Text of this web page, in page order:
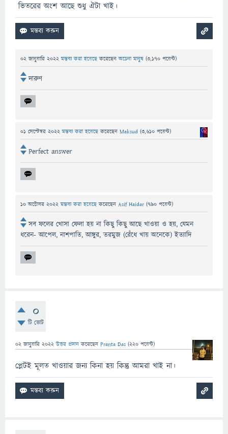
ভিতরের অংশ আছে শুধু ঐটা খাই।
02 জানুয়ারি 2022 মন্তব্য করা হয়েছেকরেছেনঅচেনা মানুষ (3,170 পয়েন্ট)
দারুণ
01 সেপ্টেম্বর 2022 মন্তব্য করা হয়েছেকরেছেন Maksud (3,610 পয়েন্ট)
Perfect answer
10 অক্টোবর 2022 মন্তব্য করা হয়েছেকরেছেন Asif Haidar (790 পয়েন্ট)
সব ফলের খোসা ফেলা হয় না কিছু কিছু আছে খাওয়া ও হয়, যেমন
ধরেন- আপেল, নাশপাতি, আঙ্গুর, তরমুজ (রেঁধে খায় অনেকে) ইত্যাদি
0
টি ভোট
02 জানুয়ারি 2022 উত্তর প্রদান করেছেন Pranta Das (220 পয়েন্ট)
প্লেটই মূলত খাওয়ার জন্য কিনা হয় কিন্তু আমরা খাই না।